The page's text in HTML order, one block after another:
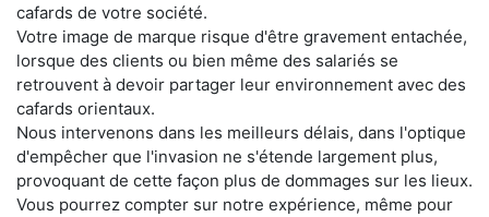
cafards de votre société.
Votre image de marque risque d'être gravement entachée,
lorsque des clients ou bien même des salariés se
retrouvent à devoir partager leur environnement avec des
cafards orientaux.
Nous intervenons dans les meilleurs délais, dans l'optique
d'empêcher que l'invasion ne s'étende largement plus,
provoquant de cette façon plus de dommages sur les lieux.
Vous pourrez compter sur notre expérience, même pour